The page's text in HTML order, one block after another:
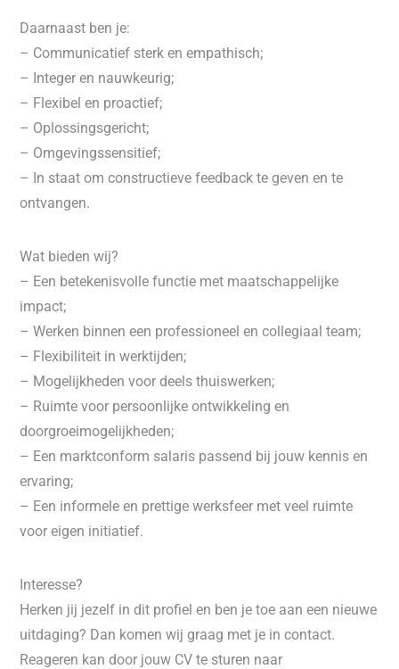
Daarnaast ben je:
– Communicatief sterk en empathisch;
– Integer en nauwkeurig;
– Flexibel en proactief;
– Oplossingsgericht;
– Omgevingssensitief;
– In staat om constructieve feedback te geven en te
ontvangen.
Wat bieden wij?
– Een betekenisvolle functie met maatschappelijke
impact;
– Werken binnen een professioneel en collegiaal team;
– Flexibiliteit in werktijden;
– Mogelijkheden voor deels thuiswerken;
– Ruimte voor persoonlijke ontwikkeling en
doorgroeimogelijkheden;
– Een marktconform salaris passend bij jouw kennis en
ervaring;
– Een informele en prettige werksfeer met veel ruimte
voor eigen initiatief.
Interesse?
Herken jij jezelf in dit profiel en ben je toe aan een nieuwe
uitdaging? Dan komen wij graag met je in contact.
Reageren kan door jouw CV te sturen naar